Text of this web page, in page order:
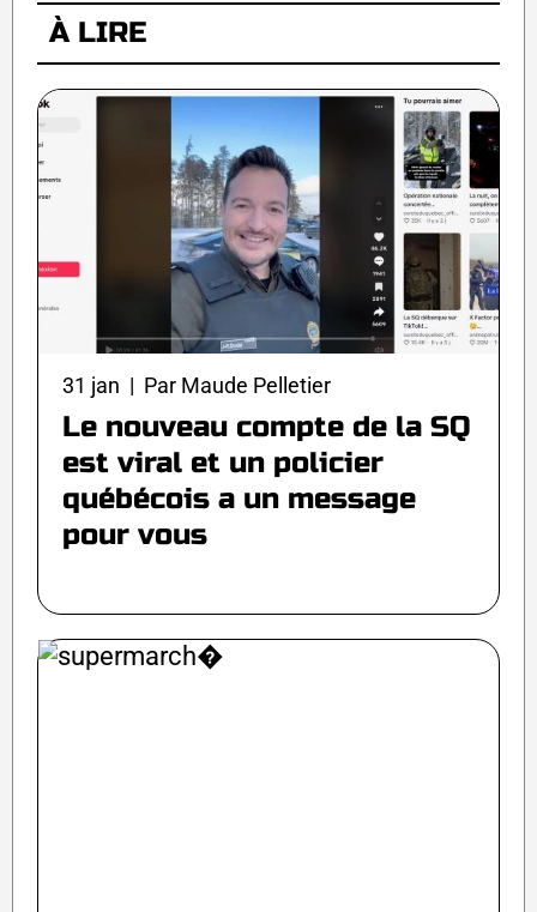
À LIRE
31 jan | Par Maude Pelletier
Le nouveau compte de la SQ
est viral et un policier
québécois a un message
pour vous